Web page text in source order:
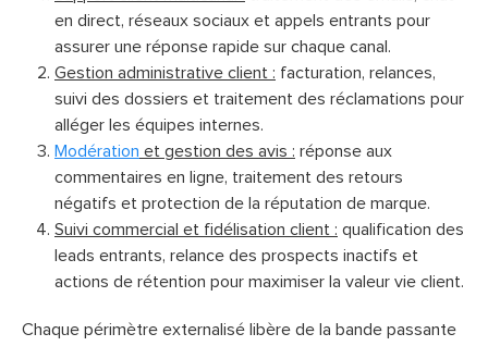
en direct, réseaux sociaux et appels entrants pour
assurer une réponse rapide sur chaque canal.
Gestion administrative client : facturation, relances,
suivi des dossiers et traitement des réclamations pour
alléger les équipes internes.
Modération et gestion des avis : réponse aux
commentaires en ligne, traitement des retours
négatifs et protection de la réputation de marque.
Suivi commercial et fidélisation client : qualification des
leads entrants, relance des prospects inactifs et
actions de rétention pour maximiser la valeur vie client.
Chaque périmètre externalisé libère de la bande passante